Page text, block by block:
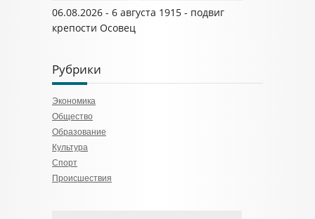
06.08.2026 - 6 августа 1915 - подвиг
крепости Осовец
Рубрики
Экономика
Общество
Образование
Культура
Спорт
Происшествия